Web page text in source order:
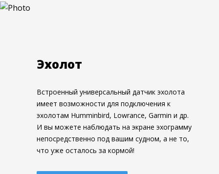
E-mail *
Даю согласие на обработку моихперсональных
ОТПРАВИТЬ ЗАЯВКУ
E-mail *
Даю согласие на обработку моихперсональных
E-mail *
Даю согласие на обработку моихперсональных
Эхолот
Встроенный универсальный датчик эхолота
имеет возможности для подключения к
эхолотам Humminbird, Lowrance, Garmin и др.
И вы можете наблюдать на экране эхограмму
непосредственно под вашим судном, а не то,
что уже осталось за кормой!